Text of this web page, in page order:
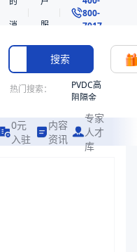
消
息
服
务
800-
7017
搜索
热门搜索：
PVDC高
阻隔金
共挤热
收缩袋
0元
入驻
内容
资讯
专家
人才
库
详尽的规格参数、实物图